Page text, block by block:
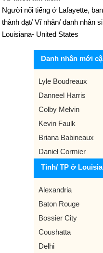
Người nổi tiếng ở Lafayette,
thành đạt/ Vĩ nhân/ danh nhân
Louisiana- United States
Danh nhân mới
Lyle Boudreaux
Danneel Harris
Colby Melvin
Kevin Faulk
Briana Babineaux
Daniel Cormier
Tỉnh/ TP ở
Alexandria
Baton Rouge
Bossier City
Coushatta
Delhi